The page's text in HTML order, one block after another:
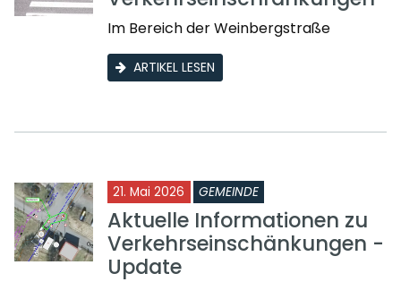
Im Bereich der Weinbergstraße
ARTIKEL LESEN
21. Mai 2026 GEMEINDE
Aktuelle Informationen zu
Verkehrseinschänkungen -
Update